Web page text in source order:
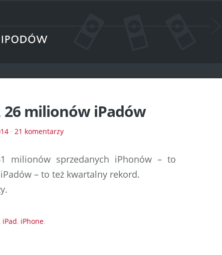
milionów iPadów
· 21 komentarzy
milionów sprzedanych iPhonów – to
– to też kwartalny rekord.
, iPad, iPhone.